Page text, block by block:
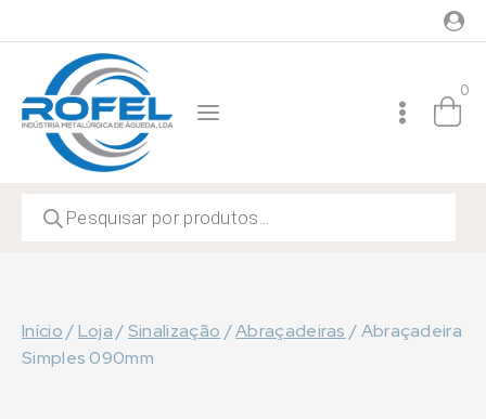
to
content
0
search
Início/Loja /Sinalização /Abraçadeiras /Abraçadeira
Simples 090mm